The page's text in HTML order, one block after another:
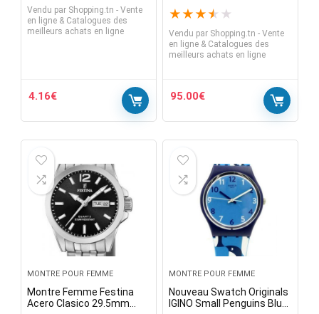
Vendu parShopping.tn - Vente
en ligne & Catalogues des
meilleurs achats en ligne
4.16€
argent pour femme
★ ★ ★ ★ ★
Vendu parShopping.tn - Vente
en ligne & Catalogues des
meilleurs achats en ligne
95.00€
MONTRE POUR FEMME
Montre Femme Festina
Acero Clasico 29.5mm
MONTRE POUR FEMME
Nouveau Swatch Originals
IGINO Small Penguins Blue